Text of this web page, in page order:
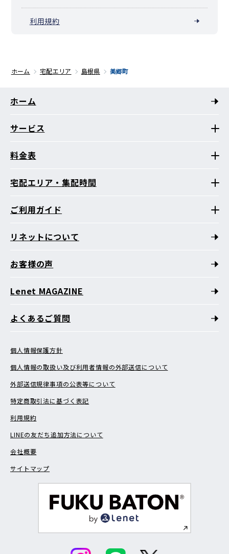
利用規約
ホーム 宅配エリア 島根県 美郷町
ホーム
サービス
料金表
宅配エリア・集配時間
ご利用ガイド
リネットについて
お客様の声
Lenet MAGAZINE
よくあるご質問
個人情報保護方針
個人情報の取扱い及び利用者情報の外部送信について
外部送信規律事項の公表等について
特定商取引法に基づく表記
利用規約
LINEの友だち追加方法について
会社概要
サイトマップ